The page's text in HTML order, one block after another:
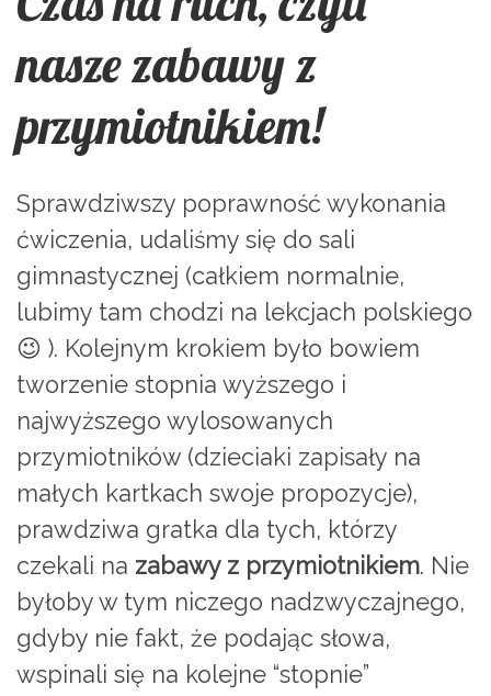
nasze zabawy z
przymiotnikiem!
Sprawdziwszy poprawność wykonania
ćwiczenia, udaliśmy się do sali
gimnastycznej (całkiem normalnie,
lubimy tam chodzi na lekcjach polskiego
😉 ). Kolejnym krokiem było bowiem
tworzenie stopnia wyższego i
najwyższego wylosowanych
przymiotników (dzieciaki zapisały na
małych kartkach swoje propozycje),
prawdziwa gratka dla tych, którzy
czekali na zabawy z przymiotnikiem. Nie
byłoby w tym niczego nadzwyczajnego,
gdyby nie fakt, że podając słowa,
wspinali się na kolejne “stopnie”